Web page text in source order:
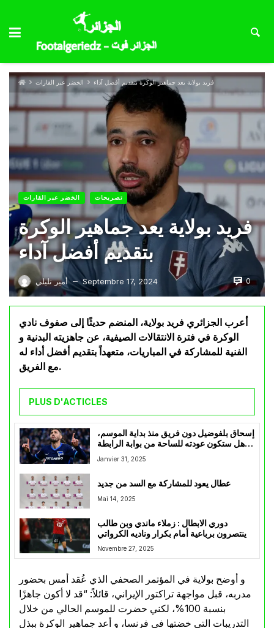
الخضر عبر القارات فريد بولاية يعد جماهير الوكرة بتقديم أفضل آداء
الخضر عبر القارات تصريحات
فريد بولاية يعد جماهير الوكرة
بتقديم أفضل آداء
أمير تليلي — Septembre 17, 2024 0
أعرب الجزائري فريد بولاية، المنضم حديثًا إلى صفوف نادي
الوكرة في فترة الانتقالات الصيفية، عن جاهزيته البدنية و
الفنية للمشاركة في المباريات، متعهداً بتقديم أفضل أداء له
مع الفريق.
PLUS D'ACTICLES
إسحاق بلفوضيل دون فريق منذ بداية الموسم،
هل ستكون عودته للساحة من بوابة الرابطة
المحترفة ؟
Janvier 31, 2025
عطال يعود للمشاركة مع السد من جديد
Mai 14, 2025
دوري الابطال : زملاء ماندي وبن طالب
ينتصرون برباعية أمام بكرار وناديه الكرواتي
Novembre 27, 2025
و أوضح بولاية في المؤتمر الصحفي الذي عُقد أمس بحضور
مدربه، قبل مواجهة تراكتور الإيراني، قائلاً: “قد لا أكون جاهزًا
بنسبة 100%، لكني حضرت للموسم الحالي من خلال
التدريبات التي خضتها في فرنسا، و أعد جماهير الوكرة ببذل